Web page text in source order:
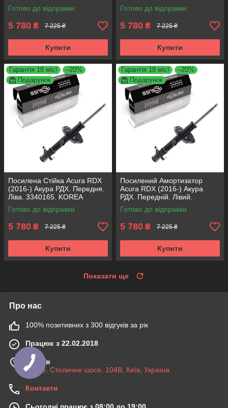
3340164. KOREA Аксусс!
Готово до відправки
5 780 ₴ 7 225 ₴
Купити
Аксусс!
Готово до відправки
5 780 ₴ 7 225 ₴
Купити
Гарантія 18 міс!
–20%
Подарунок
Посилена Стійка Acura RDX
(2016-) Акура РДХ. Передня.
Ліва. 3340165. KOREA
Аксусс!
Готово до відправки
5 780 ₴ 7 225 ₴
Купити
Гарантія 18 міс!
–20%
Подарунок
Посилений Амортизатор
Acura RDX (2016-) Акура
РДХ. Передній. Лівий.
3340165. KOREA Аксусс!
Готово до відправки
5 780 ₴ 7 225 ₴
Купити
Показати ще
Про нас
100% позитивних з 300 відгуків за рік
Працює з 22.02.2018
м. Київ
03045, Столичне шосе, 104B, Київ, Україна
Контакти